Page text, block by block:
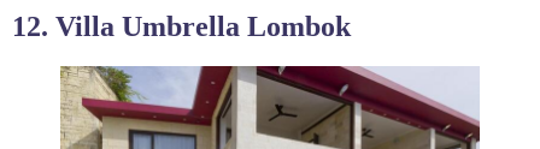
12. Villa Umbrella Lombok